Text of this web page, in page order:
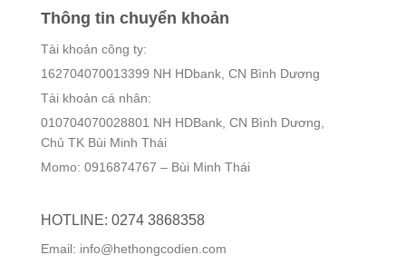
Thông tin chuyển khoản
Tài khoản công ty:
162704070013399 NH HDbank, CN Bình Dương
Tài khoản cá nhân:
010704070028801 NH HDBank, CN Bình Dương,
Chủ TK Bùi Minh Thái
Momo: 0916874767 – Bùi Minh Thái
HOTLINE: 0274 3868358
Email: info@hethongcodien.com